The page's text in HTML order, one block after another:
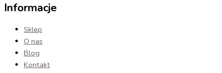
Informacje
Sklep
O nas
Blog
Kontakt